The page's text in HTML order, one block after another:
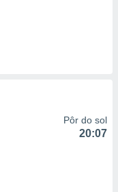
Pôr do sol
20:07